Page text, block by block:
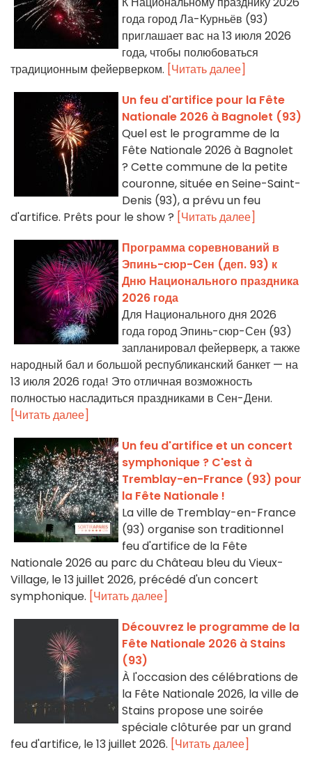
года город Ла-Курньёв (93)
приглашает вас на 13 июля 2026
года, чтобы полюбоваться
традиционным фейерверком. [Читать далее]
Un feu d'artifice pour la Fête
Nationale 2026 à Bagnolet (93)
Quel est le programme de la
Fête Nationale 2026 à Bagnolet
? Cette commune de la petite
couronne, située en Seine-Saint-
Denis (93), a prévu un feu
d'artifice. Prêts pour le show ? [Читать далее]
Программа соревнований в
Эпинь-сюр-Сен (деп. 93) к
Дню Национального праздника
2026 года
Для Национального дня 2026
года город Эпинь-сюр-Сен (93)
запланировал фейерверк, а также
народный бал и большой республиканский банкет — на
13 июля 2026 года! Это отличная возможность
полностью насладиться праздниками в Сен-Дени.
[Читать далее]
Un feu d'artifice et un concert
symphonique ? C'est à
Tremblay-en-France (93) pour
la Fête Nationale !
La ville de Tremblay-en-France
(93) organise son traditionnel
feu d'artifice de la Fête
Nationale 2026 au parc du Château bleu du Vieux-
Village, le 13 juillet 2026, précédé d'un concert
symphonique. [Читать далее]
Découvrez le programme de la
Fête Nationale 2026 à Stains
(93)
À l'occasion des célébrations de
la Fête Nationale 2026, la ville de
Stains propose une soirée
spéciale clôturée par un grand
feu d'artifice, le 13 juillet 2026. [Читать далее]